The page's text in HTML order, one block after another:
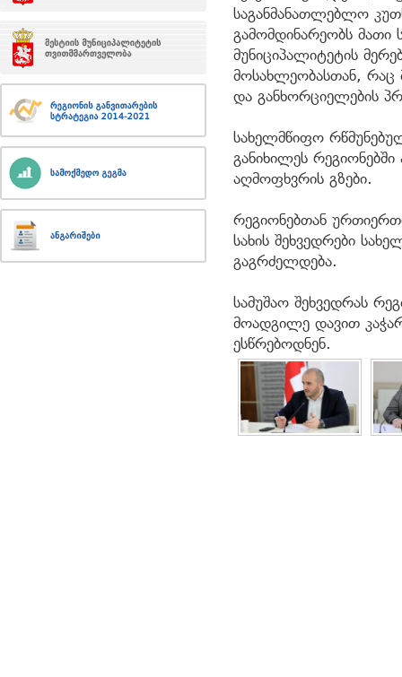
საგანმანათლებლო
გამომდინარეობს მათი
მუნიციპალიტეტის
მოსახლეობასთან, რაც
და განხორციელების
სახელმწიფო
განიხილეს
აღმოფხვრის გზები.
რეგიონებთან
სახის შეხვედრები
გაგრძელდება.
სამუშაო შეხვედრას
მოადგილე დავით
ესწრებოდნენ.